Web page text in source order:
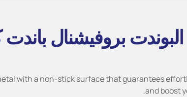
بروفيشنال
with a non-stick surface that guarantees
and boost